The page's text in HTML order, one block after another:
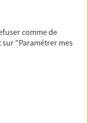
comme de
sur "Paramétrer mes